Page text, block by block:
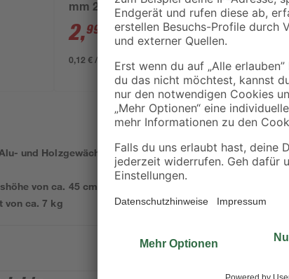
mm 25 kg
2,99 3,29 €
0,12 € / Kilogramm
Sonnensegel
mm
7,99 €
und Holzgewächshäuser
von ca. 45 cm
von ca. 7 kg